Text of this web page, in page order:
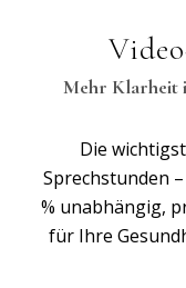
Mehr Klarheit
Die
Sprechstunden
% unabhängig,
für Ihre